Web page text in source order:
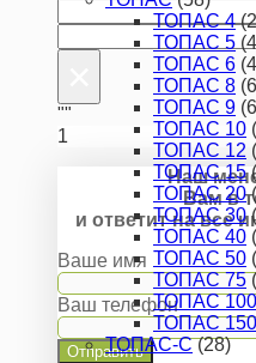
""
1
Наш
Вам в
и ответит на все
Ваше имя
Ваш телефон
Отправить
ТОПАС 4
ТОПАС 5
ТОПАС 6
ТОПАС 8
ТОПАС 9
ТОПАС 10
ТОПАС 12
ТОПАС 15
ТОПАС 20
ТОПАС 30
ТОПАС 40
ТОПАС 50
ТОПАС 75
ТОПАС 100
ТОПАС 150
ТОПАС-С (28)